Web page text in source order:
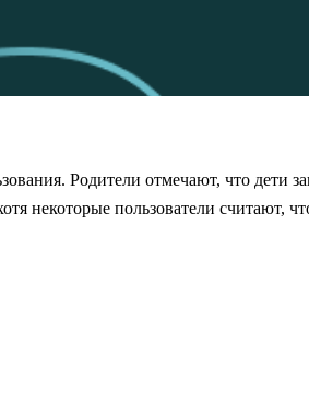
Родители отмечают, что дети
некоторые пользователи считают,